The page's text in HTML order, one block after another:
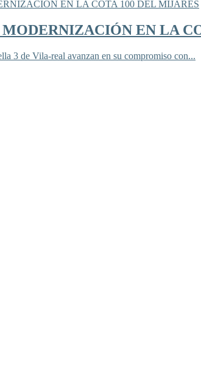
EN LA
3 de Vila-real avanzan en su compromiso con...